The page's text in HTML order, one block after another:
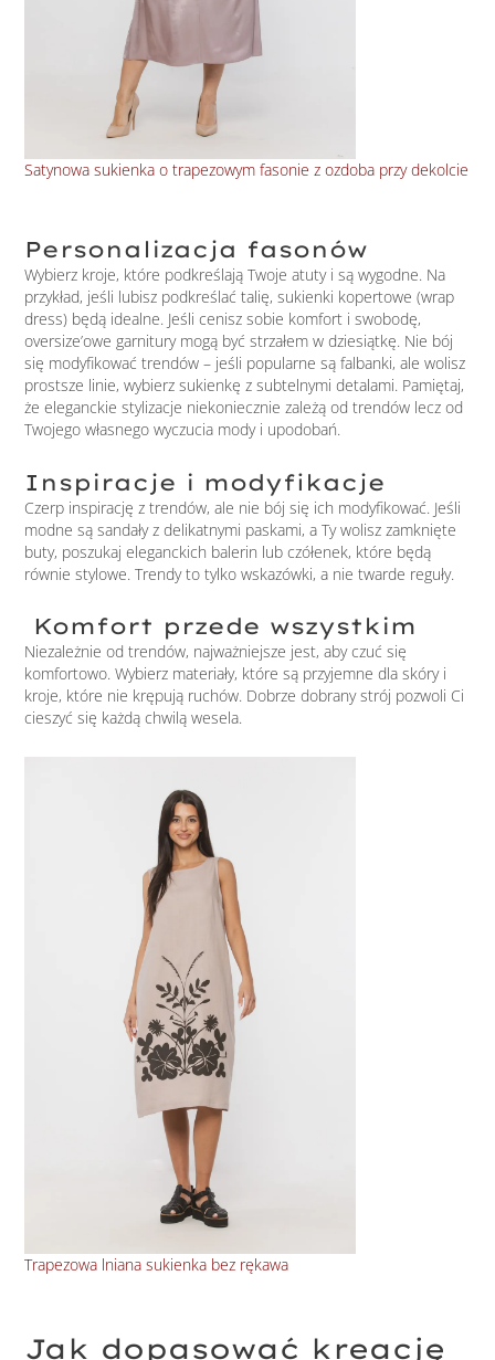
Satynowa sukienka o trapezowym fasonie z ozdoba przy dekolcie
Personalizacja fasonów
Wybierz kroje, które podkreślają Twoje atuty i są wygodne. Na
przykład, jeśli lubisz podkreślać talię, sukienki kopertowe (wrap
dress) będą idealne. Jeśli cenisz sobie komfort i swobodę,
oversize’owe garnitury mogą być strzałem w dziesiątkę. Nie bój
się modyfikować trendów – jeśli popularne są falbanki, ale wolisz
prostsze linie, wybierz sukienkę z subtelnymi detalami. Pamiętaj,
że eleganckie stylizacje niekoniecznie zależą od trendów lecz od
Twojego własnego wyczucia mody i upodobań.
Inspiracje i modyfikacje
Czerp inspirację z trendów, ale nie bój się ich modyfikować. Jeśli
modne są sandały z delikatnymi paskami, a Ty wolisz zamknięte
buty, poszukaj eleganckich balerin lub czółenek, które będą
równie stylowe. Trendy to tylko wskazówki, a nie twarde reguły.
Komfort przede wszystkim
Niezależnie od trendów, najważniejsze jest, aby czuć się
komfortowo. Wybierz materiały, które są przyjemne dla skóry i
kroje, które nie krępują ruchów. Dobrze dobrany strój pozwoli Ci
cieszyć się każdą chwilą wesela.
Trapezowa lniana sukienka bez rękawa
Jak dopasować kreację